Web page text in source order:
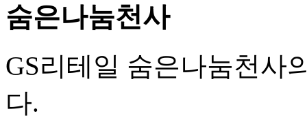
숨은나눔천사
GS리테일 숨은나눔천사
다.